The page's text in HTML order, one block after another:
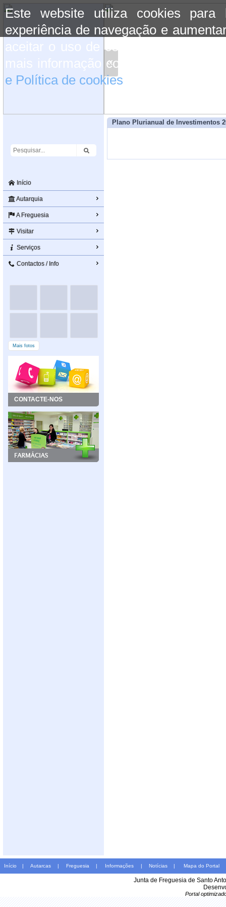
Este website utiliza cookies para
experiência de navegação e
aceitar o uso de cookies basta
mais informação consulte a
e Política de cookies
«
Início
Autarquia
A Freguesia
Visitar
Serviços
Contactos / Info
Mais fotos
CONTACTE-NOS
Plano Plurianual de Investimentos
Início | Autarcas | Freguesia | Informações | Notícias | Mapa do Portal
Junta de Freguesia de Santo
Portal